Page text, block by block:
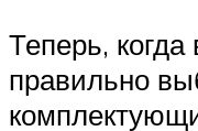
Теперь,
правильно